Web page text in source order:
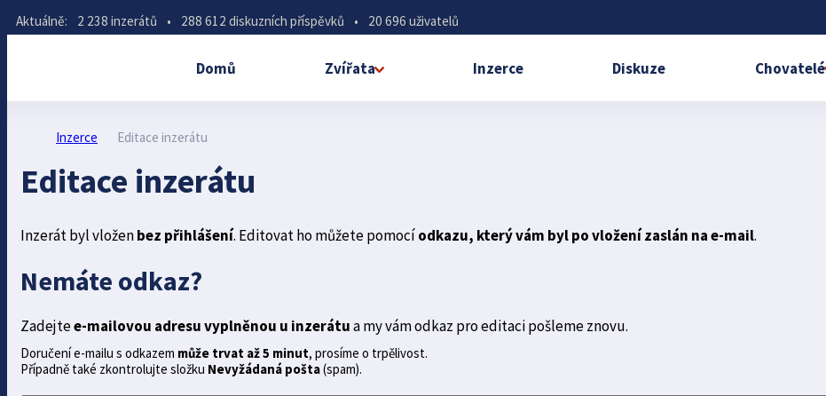
Aktuálně: 2 238 inzerátů • 288 612 diskuzních příspěvků • 20 696 uživatelů
Domů Zvířata Inzerce Diskuze Chovatelé
Inzerce Editace inzerátu
Editace inzerátu
Inzerát byl vloženbez přihlášení. Editovat ho můžete pomocíodkazu, který vám byl po vložení zaslán na e-mail.
Nemáte odkaz?
Zadejtee-mailovou adresu vyplněnou u inzerátua my vám odkaz pro editaci pošleme znovu.
Doručení e-mailu s odkazem může trvat až 5 minut, prosíme o trpělivost.
Případně také zkontrolujte složku Nevyžádaná pošta(spam).